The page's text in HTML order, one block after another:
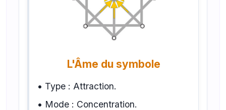
L'Âme du symbole
• Type : Attraction.
• Mode : Concentration.